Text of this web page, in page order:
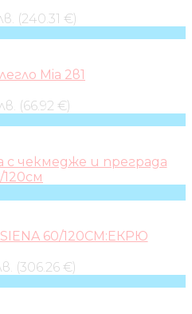
(240.31 €)
Mia 2в1
(66.92 €)
с чекмедже и преграда
120см
60/120СМ:ЕКРЮ
(306.26 €)